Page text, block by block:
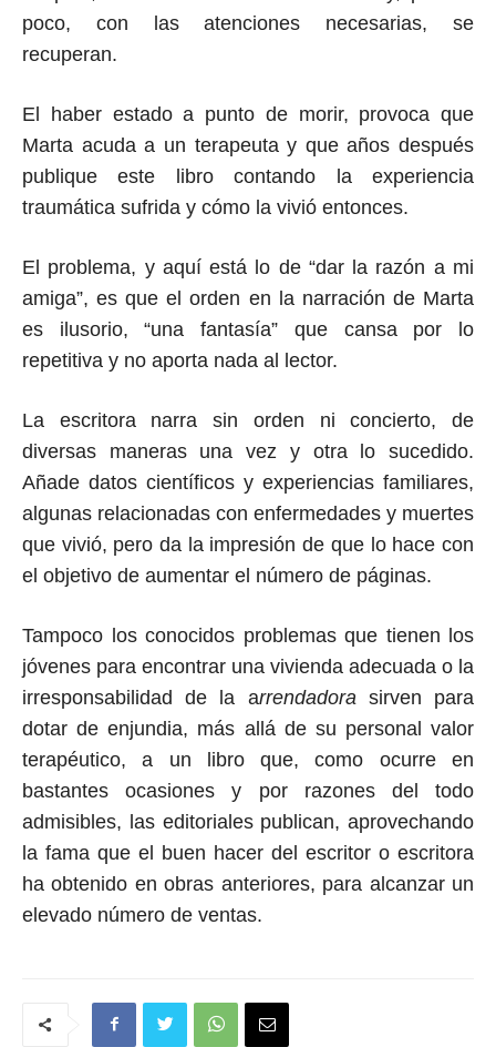
poco, con las atenciones necesarias, se
recuperan.
El haber estado a punto de morir, provoca que
Marta acuda a un terapeuta y que años después
publique este libro contando la experiencia
traumática sufrida y cómo la vivió entonces.
El problema, y aquí está lo de “dar la razón a mi
amiga”, es que el orden en la narración de Marta
es ilusorio, “una fantasía” que cansa por lo
repetitiva y no aporta nada al lector.
La escritora narra sin orden ni concierto, de
diversas maneras una vez y otra lo sucedido.
Añade datos científicos y experiencias familiares,
algunas relacionadas con enfermedades y muertes
que vivió, pero da la impresión de que lo hace con
el objetivo de aumentar el número de páginas.
Tampoco los conocidos problemas que tienen los
jóvenes para encontrar una vivienda adecuada o la
irresponsabilidad de la arrendadora sirven para
dotar de enjundia, más allá de su personal valor
terapéutico, a un libro que, como ocurre en
bastantes ocasiones y por razones del todo
admisibles, las editoriales publican, aprovechando
la fama que el buen hacer del escritor o escritora
ha obtenido en obras anteriores, para alcanzar un
elevado número de ventas.